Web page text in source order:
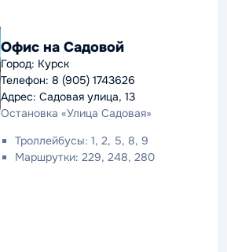
Офис на Садовой
Город: Курск
Телефон: 8 (905) 1743626
Адрес: Садовая улица, 13
Остановка «Улица Садовая»
Троллейбусы: 1, 2, 5, 8, 9
Маршрутки: 229, 248, 280